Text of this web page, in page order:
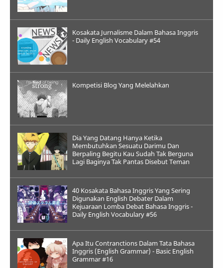
Kosakata Jurnalisme Dalam Bahasa Inggris
- Daily English Vocabulary #54
Kompetisi Blog Yang Melelahkan
Dia Yang Datang Hanya Ketika
Membutuhkan Sesuatu Darimu Dan
Berpaling Begitu Kau Sudah Tak Berguna
Lagi Baginya Tak Pantas Disebut Teman
40 Kosakata Bahasa Inggris Yang Sering
Digunakan English Debater Dalam
Kejuaraan Lomba Debat Bahasa Inggris -
Daily English Vocabulary #56
Apa Itu Contranctions Dalam Tata Bahasa
Inggris (English Grammar) - Basic English
Grammar #16